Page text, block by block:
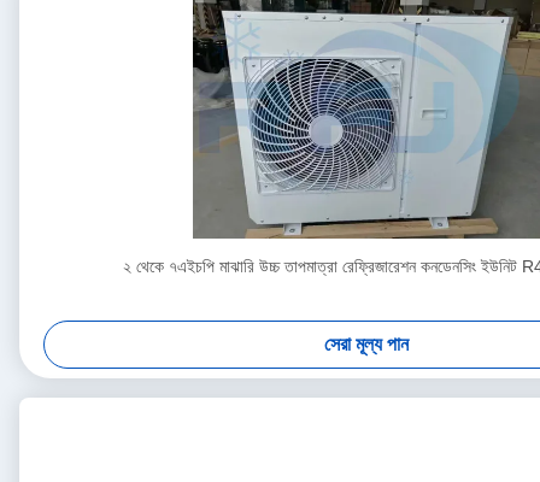
২ থেকে ৭এইচপি মাঝারি উচ্চ তাপমাত্রা রেফ্রিজারেশন কনডেনসিং
সেরা মূল্য পান